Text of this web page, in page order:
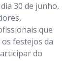
30 de junho,
que
festejos da
do